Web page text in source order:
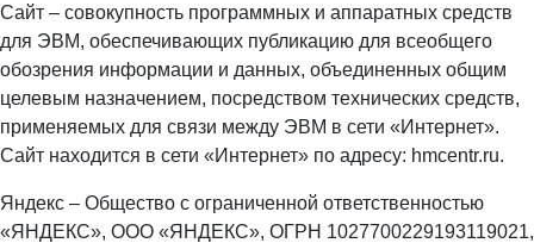
Сайт – совокупность программных и аппаратных средств
для ЭВМ, обеспечивающих публикацию для всеобщего
обозрения информации и данных, объединенных общим
целевым назначением, посредством технических средств,
применяемых для связи между ЭВМ в сети «Интернет».
Сайт находится в сети «Интернет» по адресу: hmcentr.ru.
Яндекс – Общество с ограниченной ответственностью
«ЯНДЕКС», ООО «ЯНДЕКС», ОГРН 1027700229193119021,